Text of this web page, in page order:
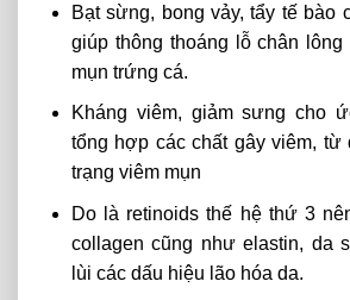
Bạt sừng, bong vảy, tẩy tế bào
giúp thông thoáng lỗ chân
mụn trứng cá.
Kháng viêm, giảm sưng cho
tổng hợp các chất gây viêm, từ
trạng viêm mụn
Do là retinoids thế hệ thứ 3
collagen cũng như elastin, da
lùi các dấu hiệu lão hóa da.